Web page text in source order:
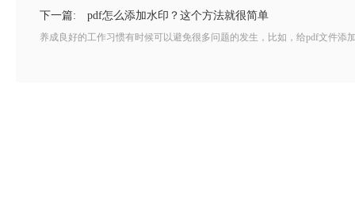
下一篇: pdf怎么添加水印？这个方法就很简单
养成良好的工作习惯有时候可以避免很多问题的发生，比如，给pdf文件